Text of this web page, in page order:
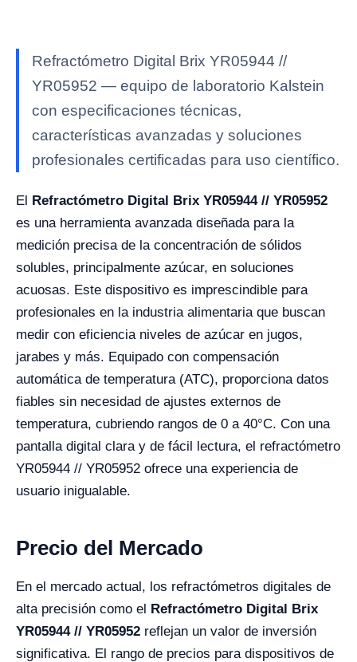
Refractómetro Digital Brix YR05944 //
YR05952 — equipo de laboratorio Kalstein
con especificaciones técnicas,
características avanzadas y soluciones
profesionales certificadas para uso científico.
El Refractómetro Digital Brix YR05944 // YR05952
es una herramienta avanzada diseñada para la
medición precisa de la concentración de sólidos
solubles, principalmente azúcar, en soluciones
acuosas. Este dispositivo es imprescindible para
profesionales en la industria alimentaria que buscan
medir con eficiencia niveles de azúcar en jugos,
jarabes y más. Equipado con compensación
automática de temperatura (ATC), proporciona datos
fiables sin necesidad de ajustes externos de
temperatura, cubriendo rangos de 0 a 40°C. Con una
pantalla digital clara y de fácil lectura, el refractómetro
YR05944 // YR05952 ofrece una experiencia de
usuario inigualable.
Precio del Mercado
En el mercado actual, los refractómetros digitales de
alta precisión como el Refractómetro Digital Brix
YR05944 // YR05952 reflejan un valor de inversión
significativa. El rango de precios para dispositivos de